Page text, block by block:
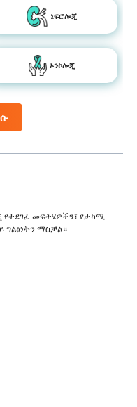
ኔፍሮሎጂ
ኦንኮሎጂ
መፍትሄዎችን፣ የታካሚ
ግልፅነትን ማስቻል።